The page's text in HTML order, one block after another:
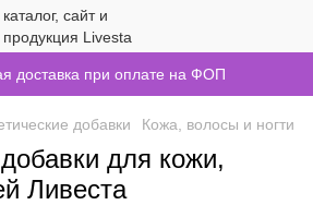
доставка при оплате на ФОП
добавки Кожа, волосы и ногти
для кожи,
Ливеста